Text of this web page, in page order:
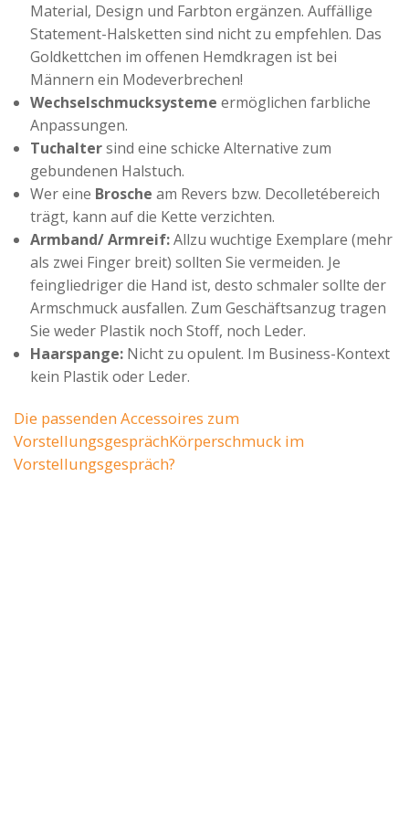
Material, Design und Farbton ergänzen. Auffällige
Statement-Halsketten sind nicht zu empfehlen. Das
Goldkettchen im offenen Hemdkragen ist bei
Männern ein Modeverbrechen!
Wechselschmucksysteme ermöglichen farbliche
Anpassungen.
Tuchaltersind eine schicke Alternative zum
gebundenen Halstuch.
Wer eine Brosche am Revers bzw. Decolletébereich
trägt, kann auf die Kette verzichten.
Armband/ Armreif:Allzu wuchtige Exemplare (mehr
als zwei Finger breit) sollten Sie vermeiden. Je
feingliedriger die Hand ist, desto schmaler sollte der
Armschmuck ausfallen. Zum Geschäftsanzug tragen
Sie weder Plastik noch Stoff, noch Leder.
Haarspange:Nicht zu opulent. Im Business-Kontext
kein Plastik oder Leder.
Die passenden Accessoires zum
VorstellungsgesprächKörperschmuck im
Vorstellungsgespräch?